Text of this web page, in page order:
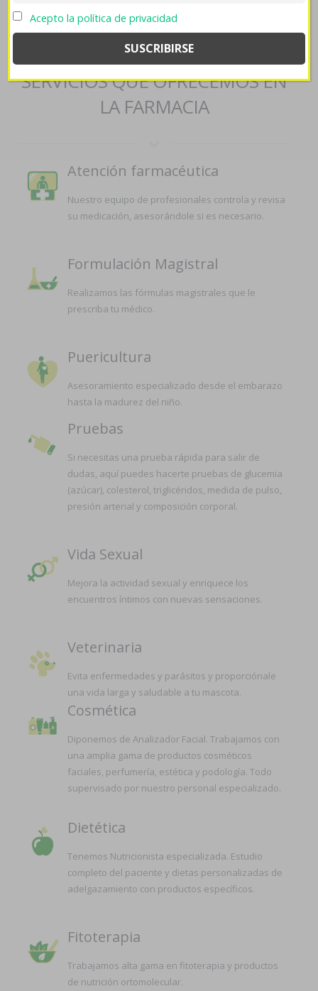
compre-clomifeno-genericos/
https://farmaciapilarica.es/pilaricameds-coentrega-rapida-altace-
Comprar robaxin by paypal
SERVICIOS QUE OFRECEMOS EN
LA FARMACIA
Atención farmacéutica
Nuestro equipo de profesionales controla y revisa
su medicación, asesorándole si es necesario.
Formulación Magistral
Realizamos las fórmulas magistrales que le
prescriba tu médico.
Puericultura
Asesoramiento especializado desde el embarazo
hasta la madurez del niño.
Pruebas
Si necesitas una prueba rápida para salir de
dudas, aquí puedes hacerte pruebas de glucemia
(azúcar), colesterol, triglicéridos, medida de pulso,
presión arterial y composición corporal.
Vida Sexual
Mejora la actividad sexual y enriquece los
encuentros íntimos con nuevas sensaciones.
Veterinaria
Evita enfermedades y parásitos y proporciónale
una vida larga y saludable a tu mascota.
Cosmética
Diponemos de Analizador Facial. Trabajamos con
una amplia gama de productos cosméticos
faciales, perfumería, estética y podología. Todo
supervisado por nuestro personal especializado.
Dietética
Tenemos Nutricionista especializada. Estudio
completo del paciente y dietas personalizadas de
adelgazamiento con productos específicos.
Fitoterapia
Trabajamos alta gama en fitoterapia y productos
de nutrición ortomolecular.
Acepto la política de privacidad